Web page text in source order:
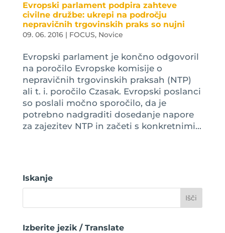
Evropski parlament podpira zahteve
civilne družbe: ukrepi na področju
nepravičnih trgovinskih praks so nujni
09. 06. 2016| FOCUS, Novice
Evropski parlament je končno odgovoril
na poročilo Evropske komisije o
nepravičnih trgovinskih praksah (NTP)
ali t. i. poročilo Czasak. Evropski poslanci
so poslali močno sporočilo, da je
potrebno nadgraditi dosedanje napore
za zajezitev NTP in začeti s konkretnimi...
Iskanje
Izberite jezik / Translate